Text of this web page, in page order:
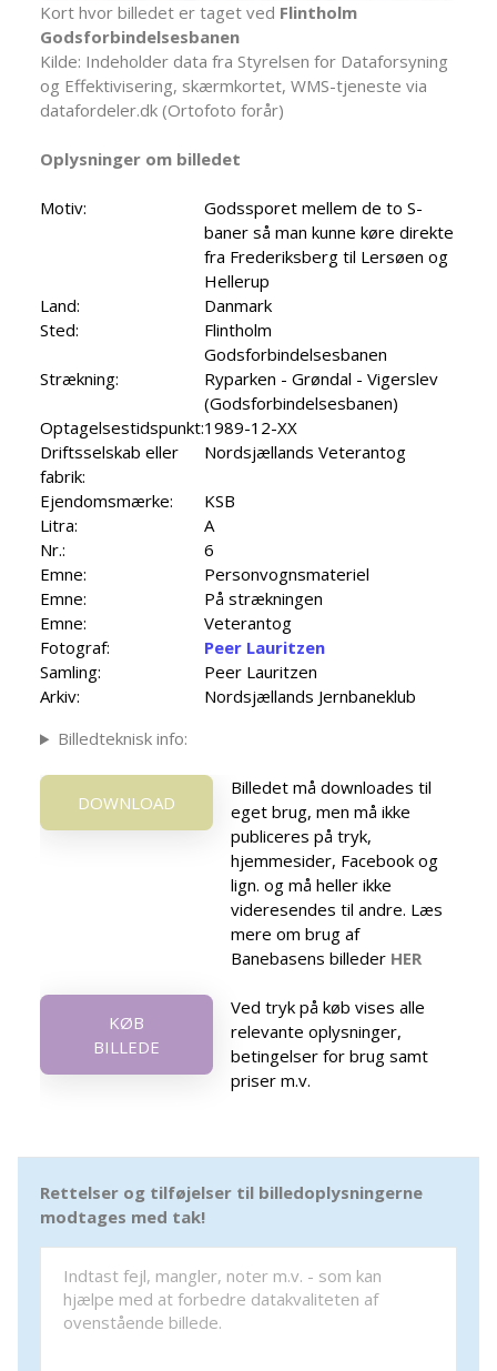
Kort hvor billedet er taget ved Flintholm
Godsforbindelsesbanen
Kilde: Indeholder data fra Styrelsen for Dataforsyning
og Effektivisering, skærmkortet, WMS-tjeneste via
datafordeler.dk (Ortofoto forår)
Oplysninger om billedet
Motiv:
Godssporet mellem de to S-
baner så man kunne køre direkte
fra Frederiksberg til Lersøen og
Hellerup
Land:
Danmark
Sted:
Flintholm
Godsforbindelsesbanen
Strækning:
Ryparken - Grøndal - Vigerslev
(Godsforbindelsesbanen)
Optagelsestidspunkt:1989-12-XX
Driftsselskab eller
fabrik:
Nordsjællands Veterantog
Ejendomsmærke:
KSB
Litra:
A
Nr.:
6
Emne:
Personvognsmateriel
Emne:
På strækningen
Emne:
Veterantog
Fotograf:
Peer Lauritzen
Samling:
Peer Lauritzen
Arkiv:
Nordsjællands Jernbaneklub
Billedteknisk info:
DOWNLOAD
Billedet må downloades til
eget brug, men må ikke
publiceres på tryk,
hjemmesider, Facebook og
lign. og må heller ikke
videresendes til andre. Læs
mere om brug af
Banebasens billeder HER
KØB
BILLEDE
Ved tryk på køb vises alle
relevante oplysninger,
betingelser for brug samt
priser m.v.
Rettelser og tilføjelser til billedoplysningerne
modtages med tak!